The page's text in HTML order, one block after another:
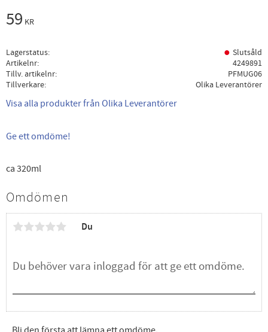
59 KR
Lagerstatus
Slutsåld
Artikelnr
4249891
Tillv. artikelnr
PFMUG06
Tillverkare
Olika Leverantörer
Visa alla produkter från Olika Leverantörer
Ge ett omdöme!
ca 320ml
Omdömen
Du